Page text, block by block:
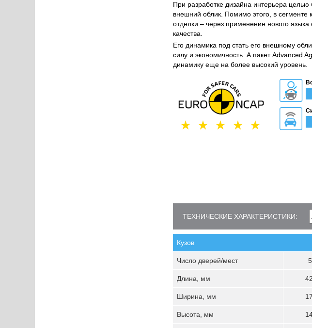
При разработке дизайна интерьера
внешний облик. Помимо этого, в сегменте
отделки – через применение нового
качества.
Его динамика под стать его внешному
силу и экономичность. А пакет Advanced
динамику еще на более высокий уровень.
ТЕХНИЧЕСКИЕ ХАРАКТЕРИСТИКИ:
Кузов
Число дверей/мест
Длина, мм
Ширина, мм
Высота, мм